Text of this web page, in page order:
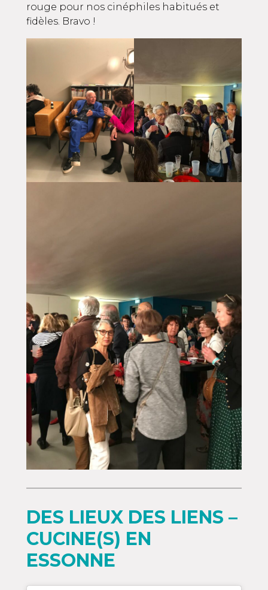
rouge pour nos cinéphiles habitués et
fidèles. Bravo !
DES LIEUX DES LIENS –
CUCINE(S) EN
ESSONNE